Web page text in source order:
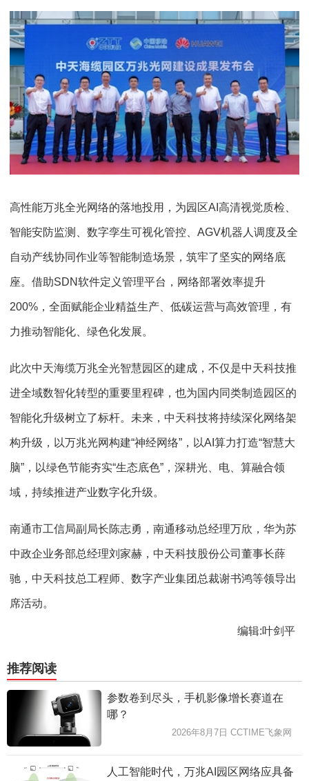
高性能万兆全光网络的落地投用，为园区AI高清视觉质检、
智能安防监测、数字孪生可视化管控、AGV机器人调度及全
自动产线协同作业等智能制造场景，筑牢了坚实的网络底
座。借助SDN软件定义管理平台，网络部署效率提升
200%，全面赋能企业精益生产、低碳运营与高效管理，有
力推动智能化、绿色化发展。
此次中天海缆万兆全光智慧园区的建成，不仅是中天科技推
进全域数智化转型的重要里程碑，也为国内同类制造园区的
智能化升级树立了标杆。未来，中天科技将持续深化网络架
构升级，以万兆光网构建“神经网络”，以AI算力打造“智慧大
脑”，以绿色节能夯实“生态底色”，深耕光、电、算融合领
域，持续推进产业数字化升级。
南通市工信局副局长陈志勇，南通移动总经理万欣，华为苏
中政企业务部总经理刘家赫，中天科技股份公司董事长薛
驰，中天科技总工程师、数字产业集团总裁谢书鸿等领导出
席活动。
编辑:叶剑平
推荐阅读
参数卷到尽头，手机影像增长赛道在
哪？
2026年8月7日 CCTIME飞象网
人工智能时代，万兆AI园区网络应具备